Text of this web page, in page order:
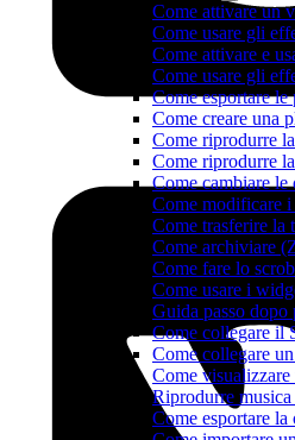
Come attivare un
Come usare gli
Come attivare e
Come usare gli
Come esportare
Come creare una
Come riprodurre
Come riprodurre
Come cambiare le
Come modificare
Come trasferire la
Come archiviare
Come fare lo
Come usare i
Guida passo
Come collegare il
Come collegare
Come
Riprodurre
Come esportare